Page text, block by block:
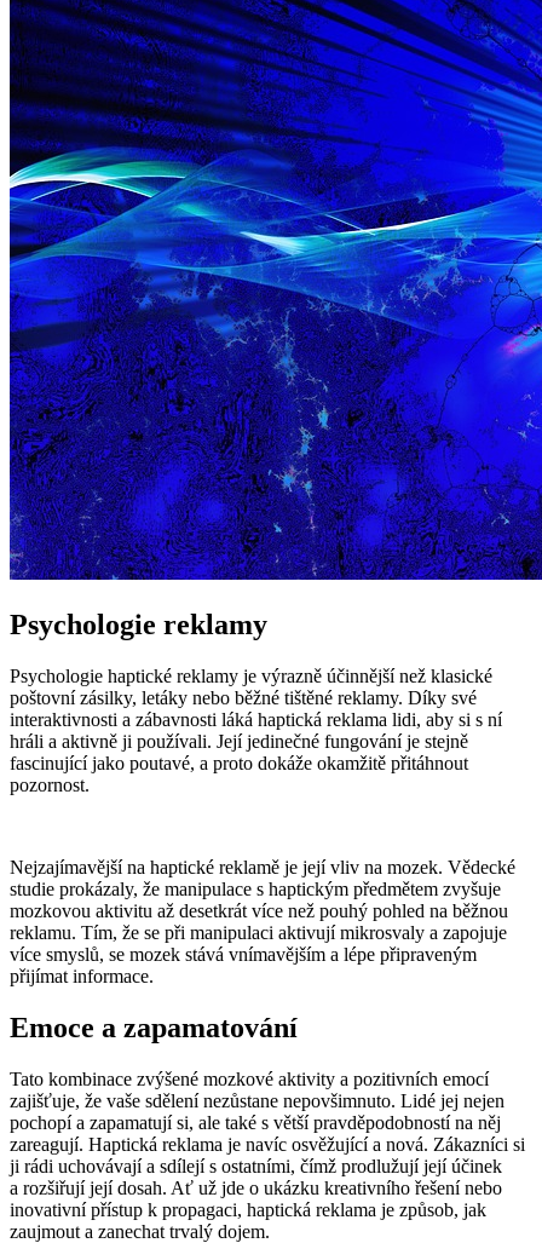
Psychologie reklamy
Psychologie haptické reklamy je výrazně účinnější než klasické
poštovní zásilky, letáky nebo běžné tištěné reklamy. Díky své
interaktivnosti a zábavnosti láká haptická reklama lidi, aby si s ní
hráli a aktivně ji používali. Její jedinečné fungování je stejně
fascinující jako poutavé, a proto dokáže okamžitě přitáhnout
pozornost.
Nejzajímavější na haptické reklamě je její vliv na mozek. Vědecké
studie prokázaly, že manipulace s haptickým předmětem zvyšuje
mozkovou aktivitu až desetkrát více než pouhý pohled na běžnou
reklamu. Tím, že se při manipulaci aktivují mikrosvaly a zapojuje
více smyslů, se mozek stává vnímavějším a lépe připraveným
přijímat informace.
Emoce a zapamatování
Tato kombinace zvýšené mozkové aktivity a pozitivních emocí
zajišťuje, že vaše sdělení nezůstane nepovšimnuto. Lidé jej nejen
pochopí a zapamatují si, ale také s větší pravděpodobností na něj
zareagují. Haptická reklama je navíc osvěžující a nová. Zákazníci si
ji rádi uchovávají a sdílejí s ostatními, čímž prodlužují její účinek
a rozšiřují její dosah. Ať už jde o ukázku kreativního řešení nebo
inovativní přístup k propagaci, haptická reklama je způsob, jak
zaujmout a zanechat trvalý dojem.